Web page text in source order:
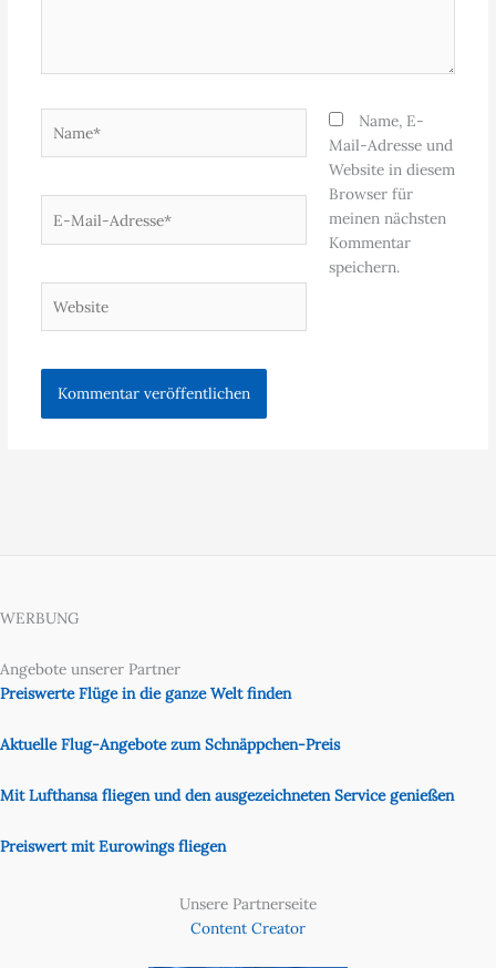
Mail-
Name, E-
Mail-Adresse und
Website in diesem
Browser für
meinen nächsten
Kommentar
speichern.
WERBUNG
Angebote unserer Partner
Preiswerte Flüge in die ganze Welt finden
Aktuelle Flug-Angebote zum Schnäppchen-Preis
Mit Lufthansa fliegen und den ausgezeichneten Service genießen
Preiswert mit Eurowings fliegen
Unsere Partnerseite
Content Creator